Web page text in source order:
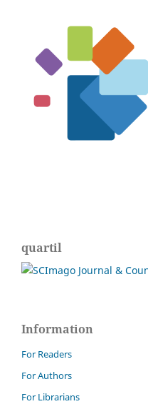
quartil
Information
For Readers
For Authors
For Librarians